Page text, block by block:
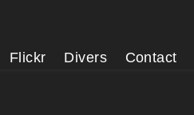
Flickr Divers Contact